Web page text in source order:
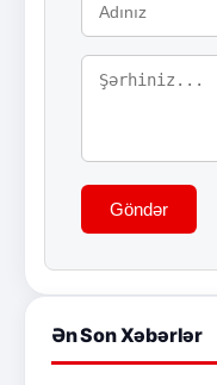
Göndər
Ən Son Xəbərlər